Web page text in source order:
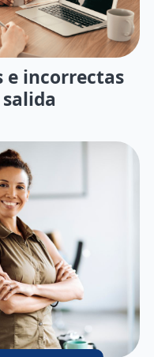
e incorrectas